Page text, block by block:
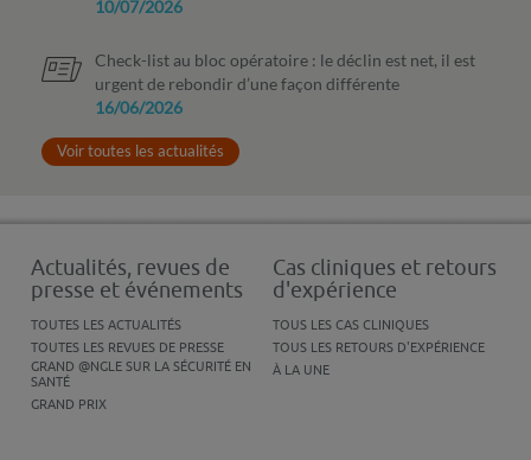
10/07/2026
Check-list au bloc opératoire : le déclin est net, il est
urgent de rebondir d’une façon différente
16/06/2026
Voir toutes les actualités
Actualités, revues de
presse et événements
TOUTES LES ACTUALITÉS
TOUTES LES REVUES DE PRESSE
GRAND @NGLE SUR LA SÉCURITÉ EN
SANTÉ
GRAND PRIX
Cas cliniques et retours
d'expérience
TOUS LES CAS CLINIQUES
TOUS LES RETOURS D'EXPÉRIENCE
À LA UNE